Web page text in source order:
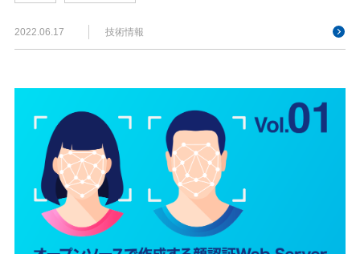
2022.06.17 技術情報